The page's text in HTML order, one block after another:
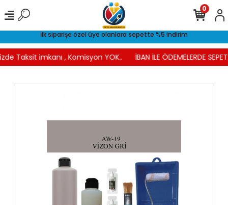
İlk siparişe özel üye olanlara sepette %5 indirim
Taksit imkanı , Komisyon YOK.. İBAN İLE ÖDEMELERDE
0